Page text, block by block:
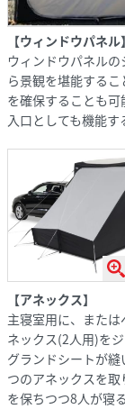
【ウィンドウパネル】
ウィンドウパネル
ら景観を堪能する
を確保することも
入口としても機能す
【アネックス】
主寝室用に、また
ネックス(2人用)を
グランドシートが
つのアネックスを
を保ちつつ8人が寝